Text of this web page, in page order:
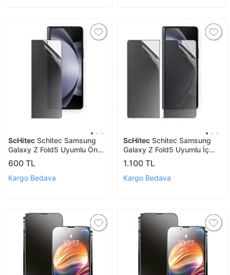
ScHitec Schitec Samsung
Galaxy Z Fold5 Uyumlu Ön
Yüzey Hayalet Privacy
Hidrojel Ekran Koruyucu
600 TL
Kargo Bedava
ScHitec Schitec Samsung
Galaxy Z Fold5 Uyumlu İç
Ekran Hayalet Privacy
Hidrojel Koruyucu
1.100 TL
Kargo Bedava